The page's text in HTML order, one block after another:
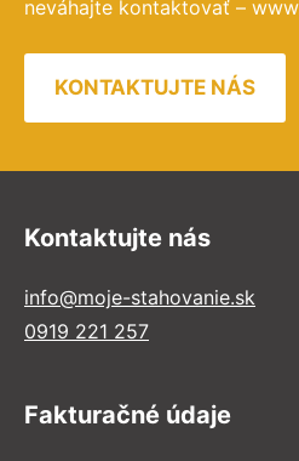
neváhajte kontaktovať –
KONTAKTUJTE NÁS
Kontaktujte nás
info@moje-stahovanie.sk
0919 221 257
Fakturačné údaje